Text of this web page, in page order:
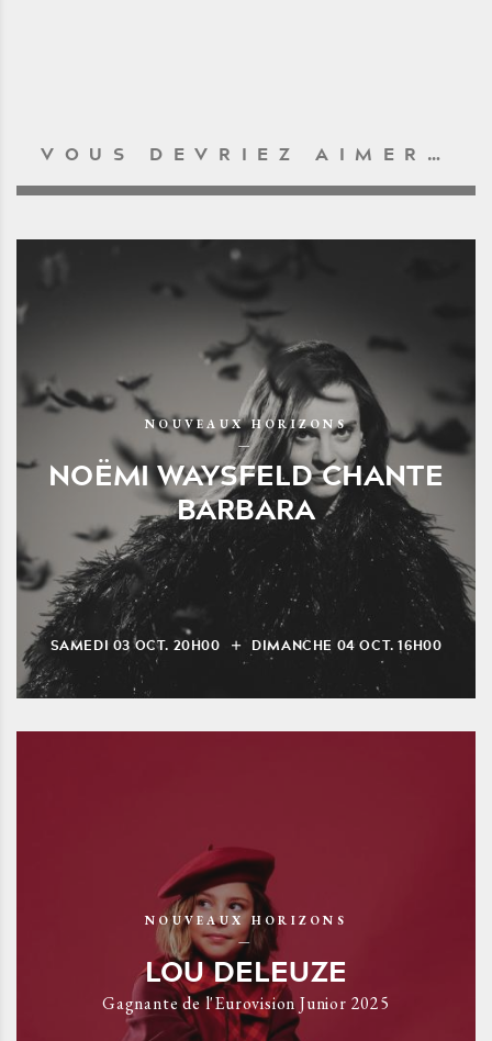
VOUS DEVRIEZ AIMER…
NOUVEAUX HORIZONS
NOËMI WAYSFELD CHANTE
BARBARA
SAMEDI 03OCT. 20H00 DIMANCHE 04OCT.16H00
NOUVEAUX HORIZONS
LOU DELEUZE
Gagnante de l'Eurovision Junior 2025